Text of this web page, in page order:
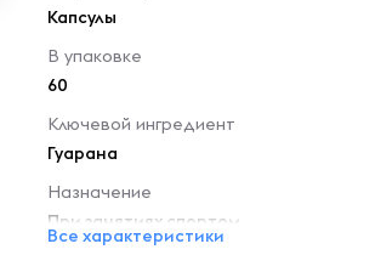
Капсулы
В упаковке
60
Ключевой ингредиент
Гуарана
Назначение
При занятиях спортом
Все характеристики